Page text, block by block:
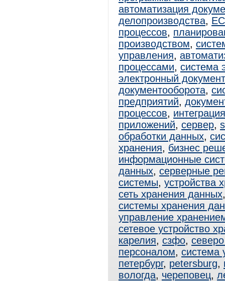
автоматизация
делопроизводства,
процессов,
производством,
управления,
процессами, система
электронный
документооборота,
предприятий,
процессов, интеграция
приложений, сервер,
обработки данных,
хранения, бизнес
информационные
данных, серверные
системы, устройства
сеть хранения данных
системы хранения
управление
сетевое устройство
карелия, сзфо,
персоналом, система
петербург, petersburg,
вологда, череповец,